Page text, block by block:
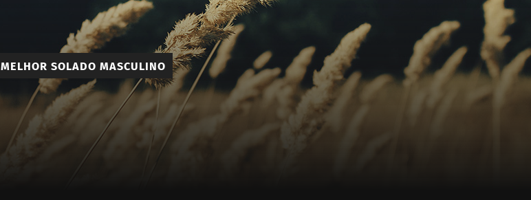
Élie
-
Calçados
e
MELHOR SOLADO MASCULINO